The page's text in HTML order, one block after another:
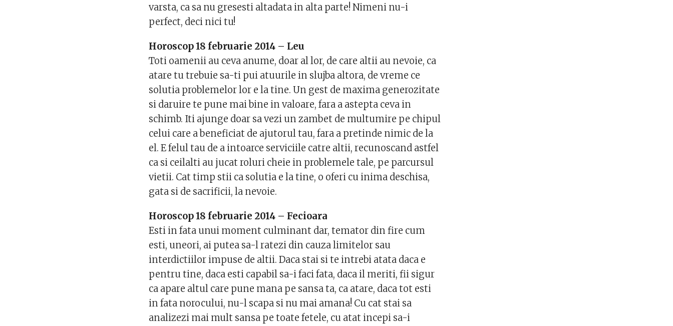
varsta, ca sa nu gresesti altadata in alta parte! Nimeni nu-i
perfect, deci nici tu!
Horoscop 18 februarie 2014 – Leu
Toti oamenii au ceva anume, doar al lor, de care altii au nevoie, ca
atare tu trebuie sa-ti pui atuurile in slujba altora, de vreme ce
solutia problemelor lor e la tine. Un gest de maxima generozitate
si daruire te pune mai bine in valoare, fara a astepta ceva in
schimb. Iti ajunge doar sa vezi un zambet de multumire pe chipul
celui care a beneficiat de ajutorul tau, fara a pretinde nimic de la
el. E felul tau de a intoarce serviciile catre altii, recunoscand astfel
ca si ceilalti au jucat roluri cheie in problemele tale, pe parcursul
vietii. Cat timp stii ca solutia e la tine, o oferi cu inima deschisa,
gata si de sacrificii, la nevoie.
Horoscop 18 februarie 2014 – Fecioara
Esti in fata unui moment culminant dar, temator din fire cum
esti, uneori, ai putea sa-l ratezi din cauza limitelor sau
interdictiilor impuse de altii. Daca stai si te intrebi atata daca e
pentru tine, daca esti capabil sa-i faci fata, daca il meriti, fii sigur
ca apare altul care pune mana pe sansa ta, ca atare, daca tot esti
in fata norocului, nu-l scapa si nu mai amana! Cu cat stai sa
analizezi mai mult sansa pe toate fetele, cu atat incepi sa-i